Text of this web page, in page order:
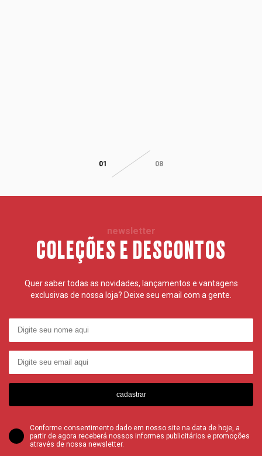
01 08
newsletter
COLEÇÕES E DESCONTOS
Quer saber todas as novidades, lançamentos e vantagens
exclusivas de nossa loja? Deixe seu email com a gente.
cadastrar
Conforme consentimento dado em nosso site na data de hoje, a
partir de agora receberá nossos informes publicitários e promoções
através de nossa newsletter.